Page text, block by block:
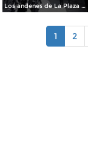
Los andenes de La Plaza de toros Ciudad de México 1950
1 2